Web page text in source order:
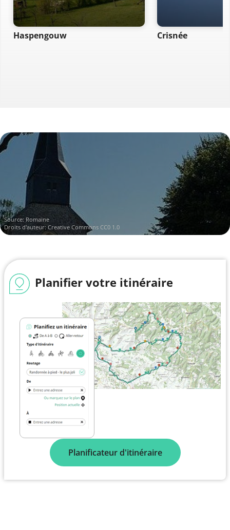
Haspengouw Crisnée
Source: Romaine
Droits d'auteur:Creative Commons CC0 1.0
Planifier votre itinéraire
Planificateur d'itinéraire